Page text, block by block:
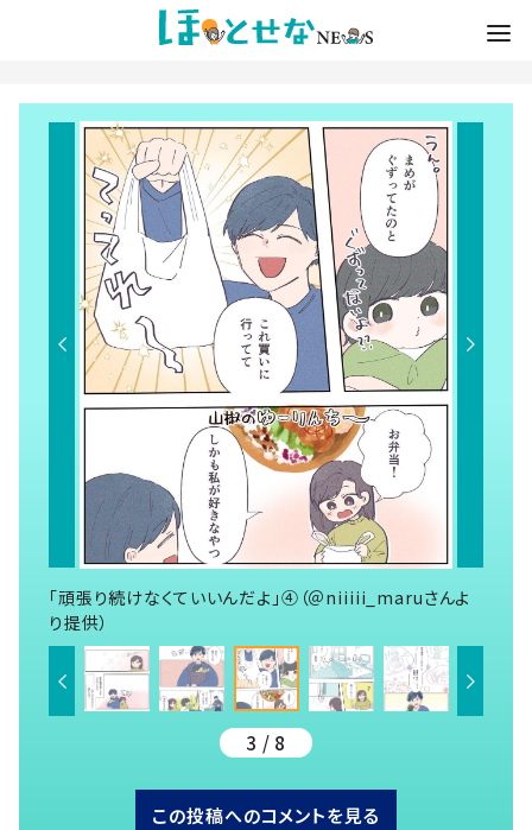
「頑張り続けなくていいんだよ」④（＠niiiii_maruさんよ
り提供）
3 / 8
この投稿へのコメントを見る